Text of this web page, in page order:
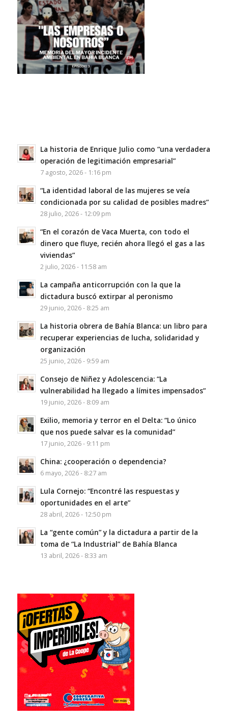
La historia de Enrique Julio como “una verdadera
operación de legitimación empresarial”
7 agosto, 2026 - 1:16 pm
“La identidad laboral de las mujeres se veía
condicionada por su calidad de posibles madres”
28 julio, 2026 - 12:09 pm
“En el corazón de Vaca Muerta, con todo el
dinero que fluye, recién ahora llegó el gas a las
viviendas”
2 julio, 2026 - 11:58 am
La campaña anticorrupción con la que la
dictadura buscó extirpar al peronismo
29 junio, 2026 - 8:25 am
La historia obrera de Bahía Blanca: un libro para
recuperar experiencias de lucha, solidaridad y
organización
25 junio, 2026 - 9:59 am
Consejo de Niñez y Adolescencia: “La
vulnerabilidad ha llegado a límites impensados”
19 junio, 2026 - 8:09 am
Exilio, memoria y terror en el Delta: “Lo único
que nos puede salvar es la comunidad”
17 junio, 2026 - 9:11 pm
China: ¿cooperación o dependencia?
6 mayo, 2026 - 8:27 am
Lula Cornejo: “Encontré las respuestas y
oportunidades en el arte”
28 abril, 2026 - 12:50 pm
La “gente común” y la dictadura a partir de la
toma de “La Industrial” de Bahía Blanca
13 abril, 2026 - 8:33 am